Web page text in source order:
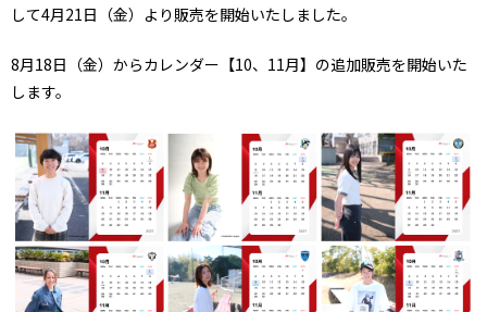
して4月21日（金）より販売を開始いたしました。
8月18日（金）からカレンダー【10、11月】の追加販売を開始いた
します。